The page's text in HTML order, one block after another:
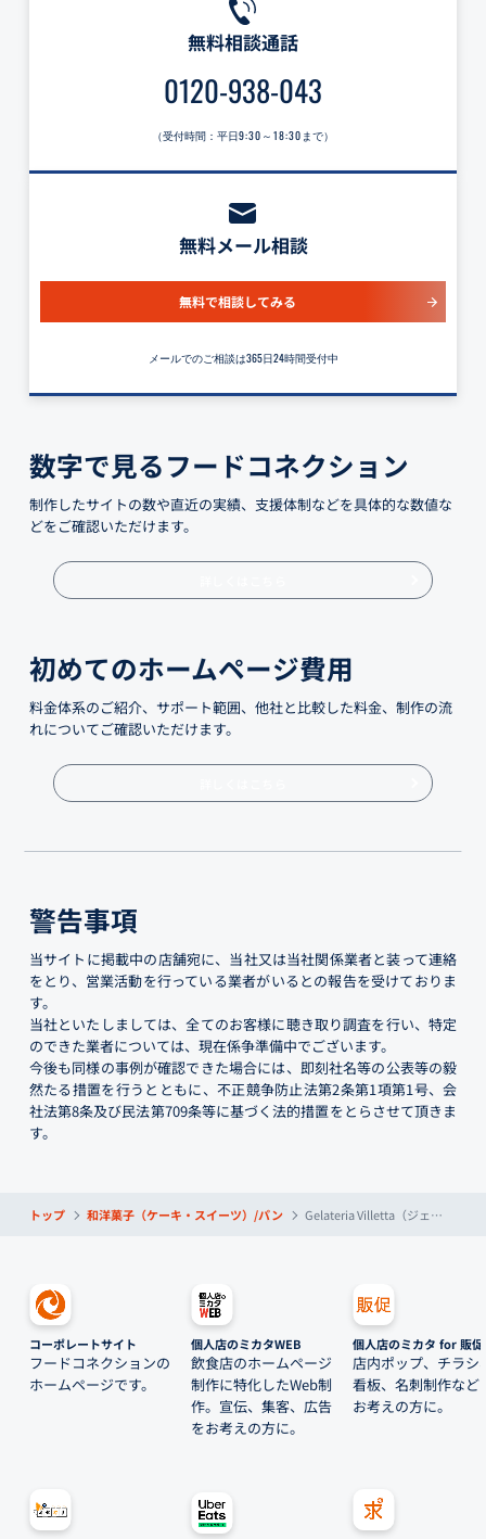
無料相談通話
0120-938-043
（受付時間：平日9:30～18:30 まで）
無料メール相談
無料で相談してみる
メールでのご相談は365日24時間受付中
数字で見るフードコネクション
制作したサイトの数や直近の実績、支援体制などを具体的な数値な
どをご確認いただけます。
初めてのホームページ費用
料金体系のご紹介、サポート範囲、他社と比較した料金、制作の流
れについてご確認いただけます。
警告事項
当サイトに掲載中の店舗宛に、当社又は当社関係業者と装って連絡
をとり、営業活動を行っている業者がいるとの報告を受けておりま
す。
当社といたしましては、全てのお客様に聴き取り調査を行い、特定
のできた業者については、現在係争準備中でございます。
今後も同様の事例が確認できた場合には、即刻社名等の公表等の毅
然たる措置を行うとともに、不正競争防止法第2条第1項第1号、会
社法第8条及び民法第709条等に基づく法的措置をとらさせて頂きま
す。
トップ 和洋菓子（ケーキ・スイーツ）/パン Gelateria Villetta（ジェラテリア ヴィレッタ）
コーポレートサイト
フードコネクションの
ホームページです。
個人店のミカタWEB
飲食店のホームページ
制作に特化したWeb制
作。宣伝、集客、広告
をお考えの方に。
個人店のミカタ for 販促
店内ポップ、チラシ
看板、名刺制作など
お考えの方に。